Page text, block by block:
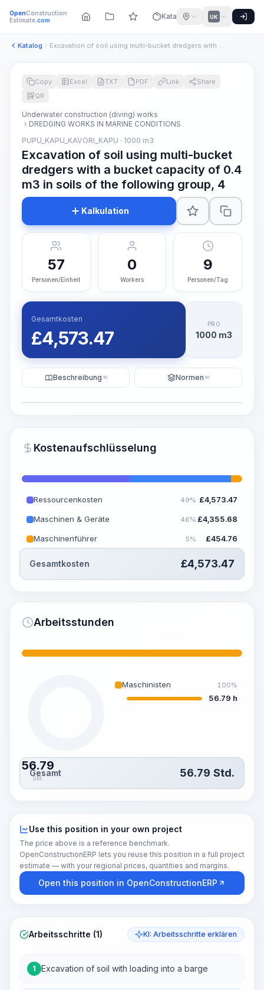
OpenConstruction
Estimate.com Katalog UK
Katalog Excavation of soil using multi-bucket dredgers with a bucket...
~15-30 Sek.
Copy Excel TXT PDF Link
Share
QR
Underwater construction (diving) works
DREDGING WORKS IN MARINE CONDITIONS
PUPU_KAPU_KAVORI_KAPU · 1000 m3
Excavation of soil using multi-bucket
dredgers with a bucket capacity of 0.4
m3 in soils of the following group, 4
Kalkulation
57
Personen/Einheit
0
Workers
9
Personen/Tag
Gesamtkosten
£4,573.47
PRO
1000 m3
Beschreibung KI Normen KI
Kostenaufschlüsselung
Ressourcenkosten 49% £4,573.47
Maschinen & Geräte 46% £4,355.68
Maschinenführer 5% £454.76
Gesamtkosten £4,573.47
Arbeitsstunden
56.79
Std.
Maschinisten 100%
56.79 h
Gesamt 56.79 Std.
Use this position in your own project
The price above is a reference benchmark.
OpenConstructionERP lets you reuse this position in a full project
estimate — with your regional prices, quantities and margins.
Open this position in OpenConstructionERP
Arbeitsschritte (1) KI: Arbeitsschritte erklären
1 Excavation of soil with loading into a barge